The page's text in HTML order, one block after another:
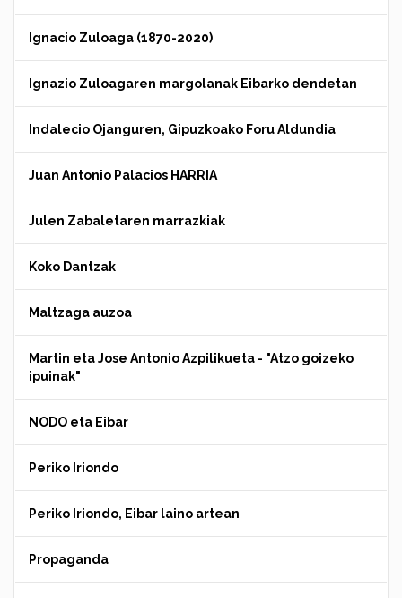
Ignacio Zuloaga (1870-2020)
Ignazio Zuloagaren margolanak Eibarko dendetan
Indalecio Ojanguren, Gipuzkoako Foru Aldundia
Juan Antonio Palacios HARRIA
Julen Zabaletaren marrazkiak
Koko Dantzak
Maltzaga auzoa
Martin eta Jose Antonio Azpilikueta - "Atzo goizeko
ipuinak"
NODO eta Eibar
Periko Iriondo
Periko Iriondo, Eibar laino artean
Propaganda